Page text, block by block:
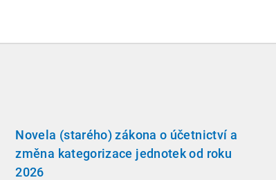
Novela (starého) zákona o účetnictví a
změna kategorizace jednotek od roku
2026